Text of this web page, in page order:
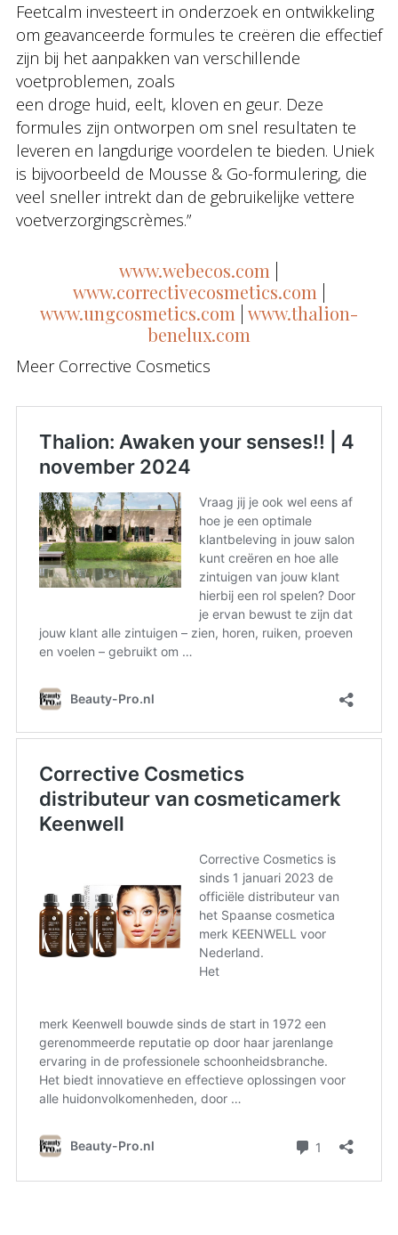
Feetcalm investeert in onderzoek en ontwikkeling
om geavanceerde formules te creëren die effectief
zijn bij het aanpakken van verschillende
voetproblemen, zoals
een droge huid, eelt, kloven en geur. Deze
formules zijn ontworpen om snel resultaten te
leveren en langdurige voordelen te bieden. Uniek
is bijvoorbeeld de Mousse & Go-formulering, die
veel sneller intrekt dan de gebruikelijke vettere
voetverzorgingscrèmes.”
www.webecos.com
www.correctivecosmetics.com
www.ungcosmetics.com www.thalion-
benelux.com
Meer Corrective Cosmetics